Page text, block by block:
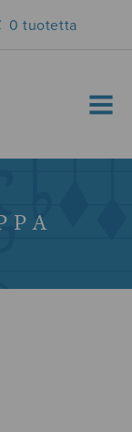
0 tuotetta
MENU